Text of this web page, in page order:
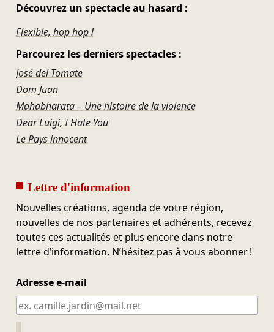
Découvrez un spectacle au hasard :
Flexible, hop hop !
Parcourez les derniers spectacles :
José del Tomate
Dom Juan
Mahabharata – Une histoire de la violence
Dear Luigi, I Hate You
Le Pays innocent
Lettre d'information
Nouvelles créations, agenda de votre région,
nouvelles de nos partenaires et adhérents, recevez
toutes ces actualités et plus encore dans notre
lettre d’information. N’hésitez pas à vous abonner !
Adresse e-mail